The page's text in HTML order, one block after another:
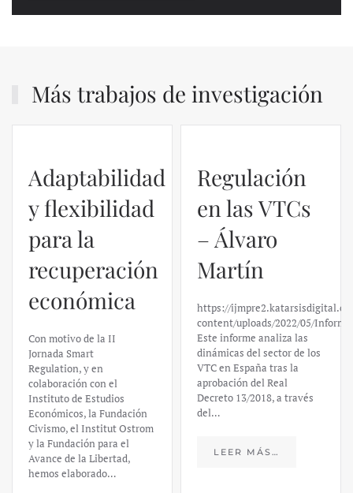
Más trabajos de investigación
Regulación
en las VTCs
– Álvaro
Martín
https://ijmpre2.katarsisdigital.com/wp-
content/uploads/2022/05/Informe_sobre_las_VTC.pdf
Este informe analiza las
dinámicas del sector de los
VTC en España tras la
aprobación del Real
Decreto 13/2018, a través
del…
LEER MÁS…
El caso de
Silicon
Valley Bank:
un análisis
financiero –
Daniel
Fernández